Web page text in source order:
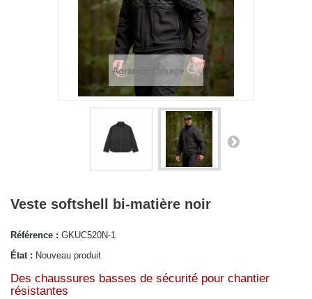
Agrandir l'image
Veste softshell bi-matière noir
Référence : GKUC520N-1
État : Nouveau produit
Des chaussures basses de sécurité pour chantier
résistantes